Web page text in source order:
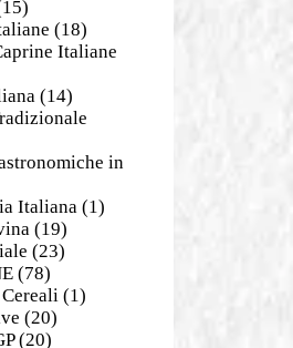
(18)
Italiane
(14)
in
Italiana (1)
(19)
(23)
(78)
(1)
(20)
(20)